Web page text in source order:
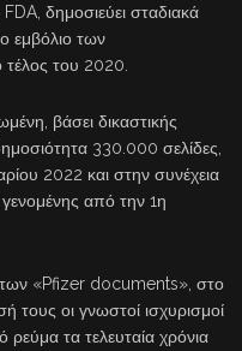
δημοσιεύει σταδιακά
εμβόλιο των
του 2020.
βάσει δικαστικής
330.000 σελίδες,
2022 και στην συνέχεια
από την 1η
των «Pfizer documents», στο
τους οι γνωστοί ισχυρισμοί
ρεύμα τα τελευταία χρόνια